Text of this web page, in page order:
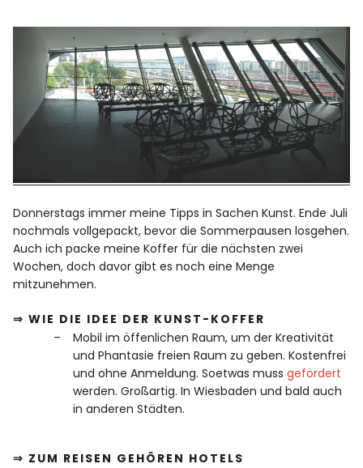
Donnerstags immer meine Tipps in Sachen Kunst. Ende Juli
nochmals vollgepackt, bevor die Sommerpausen losgehen.
Auch ich packe meine Koffer für die nächsten zwei
Wochen, doch davor gibt es noch eine Menge
mitzunehmen.
⇒ WIE DIE IDEE DER KUNST-KOFFER
Mobil im öffenlichen Raum, um der Kreativität
und Phantasie freien Raum zu geben. Kostenfrei
und ohne Anmeldung. Soetwas mussgefördert
werden. Großartig. In Wiesbaden und bald auch
in anderen Städten.
⇒ ZUM REISEN GEHÖREN HOTELS